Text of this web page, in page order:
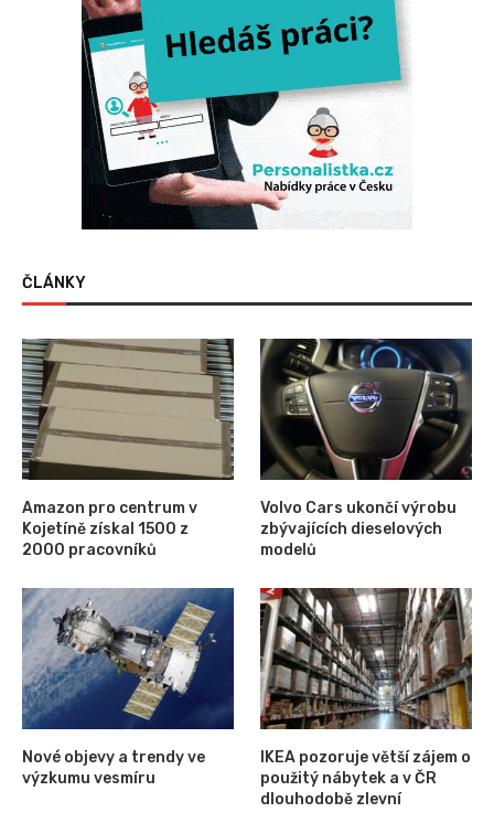
ČLÁNKY
Amazon pro centrum v
Kojetíně získal 1500 z
2000 pracovníků
Volvo Cars ukončí výrobu
zbývajících dieselových
modelů
Nové objevy a trendy ve
výzkumu vesmíru
IKEA pozoruje větší zájem o
použitý nábytek a v ČR
dlouhodobě zlevní